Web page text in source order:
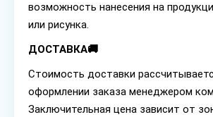
возможность нанесения на
или рисунка.
ДОСТАВКА🚚
Стоимость доставки
оформлении заказа менеджером
Заключительная цена зависит от